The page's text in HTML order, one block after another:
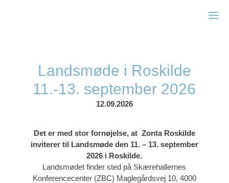
Landsmøde i Roskilde
11.-13. september 2026
12.09.2026
Det er med stor fornøjelse, at Zonta Roskilde
inviterer til Landsmøde den 11. – 13. september
2026 i Roskilde.
Landsmødet finder sted på Skærehallernes
Konferencecenter (ZBC) Maglegårdsvej 10, 4000